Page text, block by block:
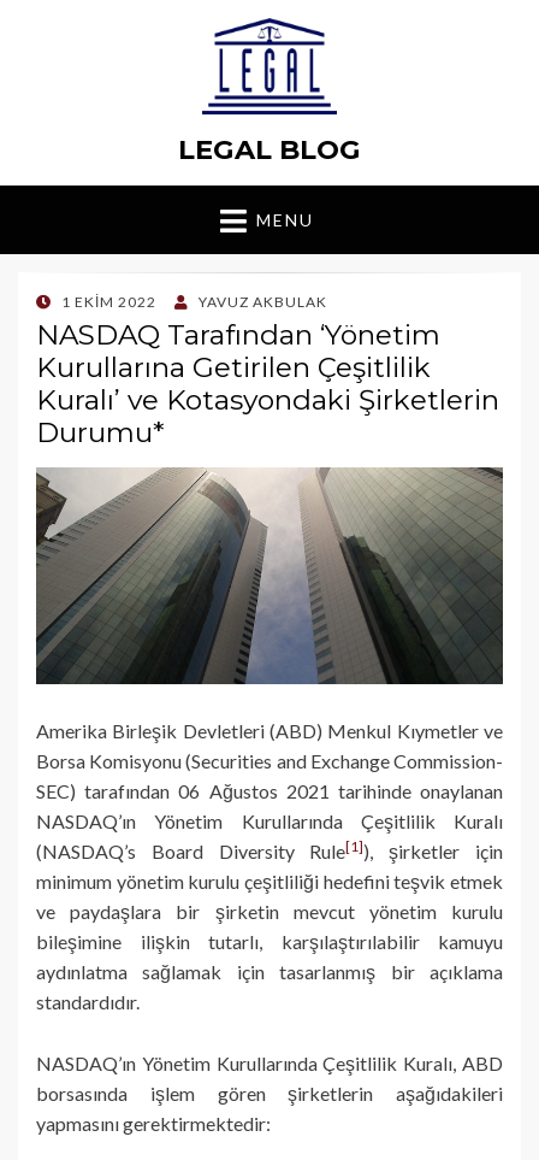
LEGAL BLOG
MENU
POSTED
ON
1 EKIM 2022 YAVUZ AKBULAK
NASDAQ Tarafından ‘Yönetim
Kurullarına Getirilen Çeşitlilik
Kuralı’ ve Kotasyondaki Şirketlerin
Durumu*
Amerika Birleşik Devletleri (ABD) Menkul Kıymetler ve
Borsa Komisyonu (Securities and Exchange Commission-
SEC) tarafından 06 Ağustos 2021 tarihinde onaylanan
NASDAQ’ın Yönetim Kurullarında Çeşitlilik Kuralı
(NASDAQ’s Board Diversity Rule[1]), şirketler için
minimum yönetim kurulu çeşitliliği hedefini teşvik etmek
ve paydaşlara bir şirketin mevcut yönetim kurulu
bileşimine ilişkin tutarlı, karşılaştırılabilir kamuyu
aydınlatma sağlamak için tasarlanmış bir açıklama
standardıdır.
NASDAQ’ın Yönetim Kurullarında Çeşitlilik Kuralı, ABD
borsasında işlem gören şirketlerin aşağıdakileri
yapmasını gerektirmektedir: